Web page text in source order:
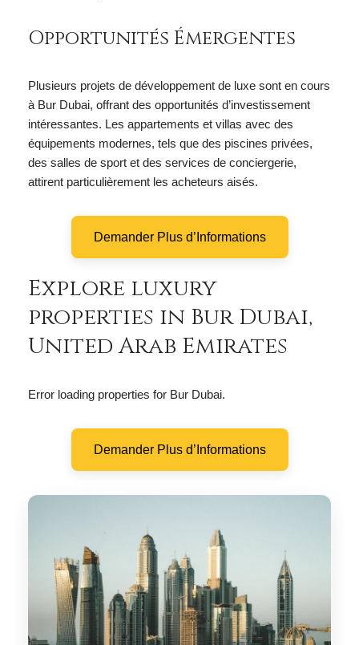
Opportunités Émergentes
Plusieurs projets de développement de luxe sont en cours
à Bur Dubai, offrant des opportunités d’investissement
intéressantes. Les appartements et villas avec des
équipements modernes, tels que des piscines privées,
des salles de sport et des services de conciergerie,
attirent particulièrement les acheteurs aisés.
Demander Plus d’Informations
Explore luxury
properties in Bur Dubai,
United Arab Emirates
Error loading properties for Bur Dubai.
Demander Plus d’Informations